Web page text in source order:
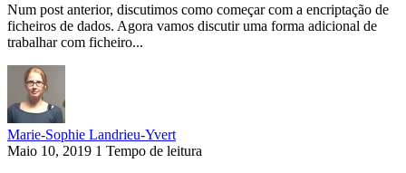
Num post anterior, discutimos como começar com a encriptação de
ficheiros de dados. Agora vamos discutir uma forma adicional de
trabalhar com ficheiro...
Marie-Sophie Landrieu-Yvert
Maio 10, 2019 1 Tempo de leitura